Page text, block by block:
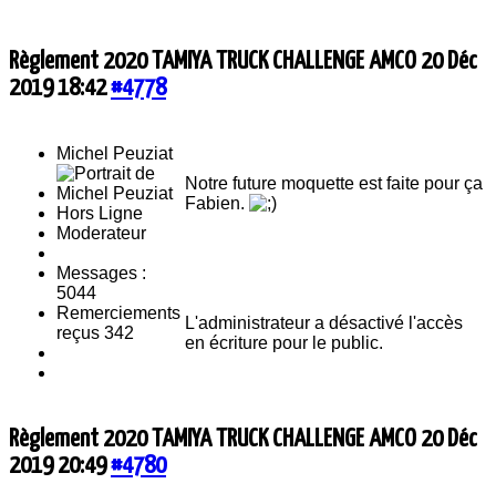
Règlement 2020 TAMIYA TRUCK CHALLENGE AMCO 20 Déc
2019 18:42#4778
Michel Peuziat
Hors Ligne
Moderateur
Messages :
5044
Remerciements
reçus 342
Notre future moquette est faite pour ça
Fabien.
L'administrateur a désactivé l'accès
en écriture pour le public.
Règlement 2020 TAMIYA TRUCK CHALLENGE AMCO 20 Déc
2019 20:49#4780